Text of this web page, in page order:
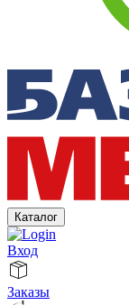
Каталог
Вход
Заказы